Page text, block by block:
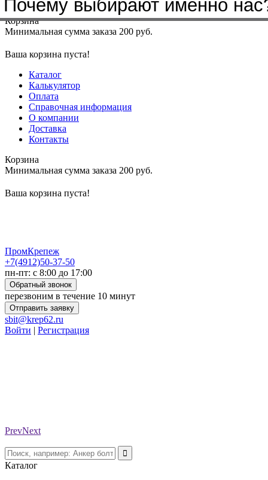
Меню+7(4912)50-37-50sbit@krep62.ru
Корзина
Минимальная сумма заказа 200 руб.
Ваша корзина пуста!
Каталог
Калькулятор
Оплата
Справочная информация
О компании
Доставка
Контакты
Корзина
Минимальная сумма заказа 200 руб.
Ваша корзина пуста!
ПромКрепеж
+7(4912)50-37-50
пн-пт: с 8:00 до 17:00
Обратный звонок
перезвоним в течение 10 минут
Отправить заявку
sbit@krep62.ru
Войти | Регистрация
PrevNext
Каталог
Почему выбирают именно